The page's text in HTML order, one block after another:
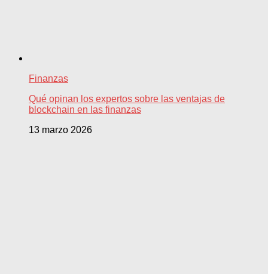
Finanzas
Qué opinan los expertos sobre las ventajas de
blockchain en las finanzas
13 marzo 2026